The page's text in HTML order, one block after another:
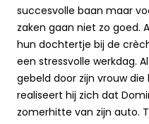
succesvolle baan maar
zaken gaan niet zo goed.
hun dochtertje bij de
een stressvolle werkdag.
gebeld door zijn vrouw
realiseert hij zich dat
zomerhitte van zijn auto.